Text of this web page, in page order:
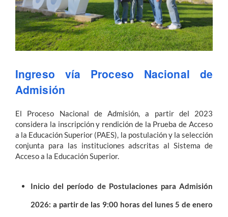
Estudiantes
Académicos
Alumni
English
Ingreso vía Proceso Nacional de
Admisión
El Proceso Nacional de Admisión, a partir del 2023
considera la inscripción y rendición de la Prueba de Acceso
a la Educación Superior (PAES), la postulación y la selección
conjunta para las instituciones adscritas al Sistema de
Acceso a la Educación Superior.
Inicio del período de Postulaciones para Admisión
2026: a partir de las 9:00 horas del lunes 5 de enero